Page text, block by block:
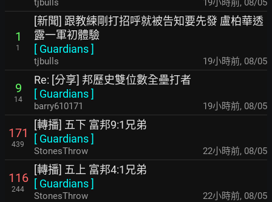
tjbulls 19小時前, 08/05
1
1
[新聞] 跟教練剛打招呼就被告知要先發 盧柏華透
露一軍初體驗
[ Guardians]
tjbulls 19小時前, 08/05
9
14
Re: [分享] 邦歷史雙位數全壘打者
[ Guardians]
barry610171 19小時前, 08/05
171
439
[轉播] 五下 富邦9:1兄弟
[ Guardians]
StonesThrow 22小時前, 08/05
116
244
[轉播] 五上 富邦4:1兄弟
[ Guardians]
StonesThrow 22小時前, 08/05